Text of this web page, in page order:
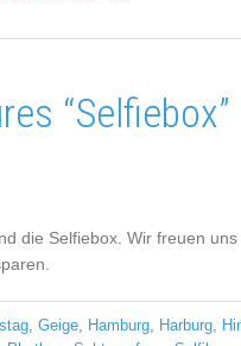
“Selfiebox”
die Selfiebox. Wir freuen
, Geige, Hamburg, Harburg,